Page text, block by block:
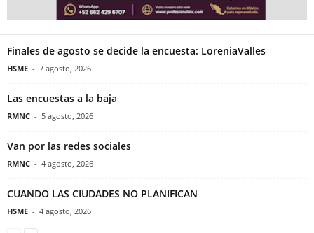
Finales de agosto se decide la encuesta: LoreniaValles
HSME - 7 agosto, 2026
Las encuestas a la baja
RMNC - 5 agosto, 2026
Van por las redes sociales
RMNC - 4 agosto, 2026
CUANDO LAS CIUDADES NO PLANIFICAN
HSME - 4 agosto, 2026